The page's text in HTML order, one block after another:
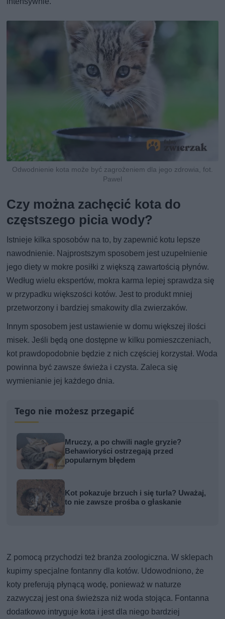
Odwodnienie kota może być zagrożeniem dla jego zdrowia, fot.
Pawel
Czy można zachęcić kota do
częstszego picia wody?
Istnieje kilka sposobów na to, by zapewnić kotu lepsze
nawodnienie. Najprostszym sposobem jest uzupełnienie
jego diety w mokre posiłki z większą zawartością płynów.
Według wielu ekspertów, mokra karma lepiej sprawdza się
w przypadku większości kotów. Jest to produkt mniej
przetworzony i bardziej smakowity dla zwierzaków.
Innym sposobem jest ustawienie w domu większej ilości
misek. Jeśli będą one dostępne w kilku pomieszczeniach,
kot prawdopodobnie będzie z nich częściej korzystał. Woda
powinna być zawsze świeża i czysta. Zaleca się
wymienianie jej każdego dnia.
Tego nie możesz przegapić
Mruczy, a po chwili nagle gryzie?
Behawioryści ostrzegają przed
popularnym błędem
Kot pokazuje brzuch i się turla? Uważaj,
to nie zawsze prośba o głaskanie
Z pomocą przychodzi też branża zoologiczna. W sklepach
kupimy specjalne fontanny dla kotów. Udowodniono, że
koty preferują płynącą wodę, ponieważ w naturze
zazwyczaj jest ona świeższa niż woda stojąca. Fontanna
dodatkowo intryguje kota i jest dla niego bardziej